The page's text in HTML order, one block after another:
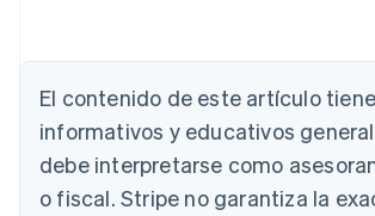
El contenido de este artículo
informativos y educativos
debe interpretarse como
o fiscal. Stripe no garantiza la
Alemania
Deutsch
Australia
English
Austria